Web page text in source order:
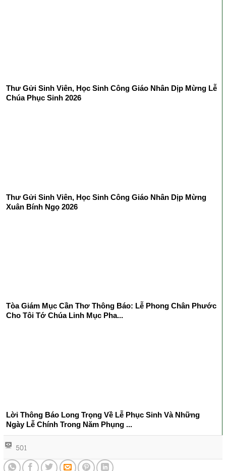
Thư Gửi Sinh Viên, Học Sinh Công Giáo Nhân Dịp Mừng Lễ
Chúa Phục Sinh 2026
Thư Gửi Sinh Viên, Học Sinh Công Giáo Nhân Dịp Mừng
Xuân Bính Ngọ 2026
Tòa Giám Mục Cần Thơ Thông Báo: Lễ Phong Chân Phước
Cho Tôi Tớ Chúa Linh Mục Pha...
Lời Thông Báo Long Trọng Về Lễ Phục Sinh Và Những
Ngày Lễ Chính Trong Năm Phụng ...
501